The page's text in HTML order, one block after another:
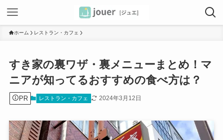
ホーム レストラン・カフェ
すき家の裏ワザ・裏メニューまとめ！マ
ニアが知ってるおすすめの食べ方は？
PR レストラン・カフェ 2024年3月12日